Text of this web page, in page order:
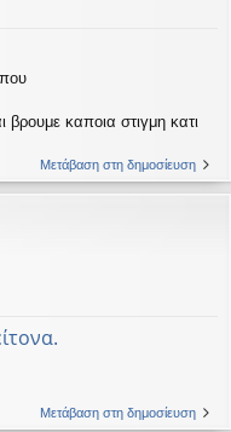
βρουμε καποια στιγμη κατι
Μετάβαση στη δημοσίευση
Μετάβαση στη δημοσίευση